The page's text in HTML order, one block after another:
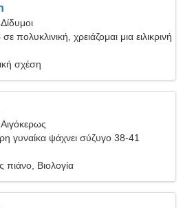
πολυκλινική, χρειάζομαι μια ειλικρινή
σχέση
γυναίκα ψάχνει σύζυγο 38-41
πιάνο, Βιολογία